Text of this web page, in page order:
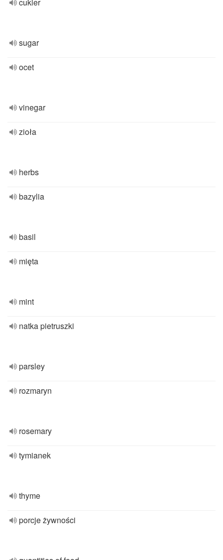
sugar
ocet
vinegar
zioła
herbs
bazylia
basil
mięta
mint
natka pietruszki
parsley
rozmaryn
rosemary
tymianek
thyme
porcje żywności